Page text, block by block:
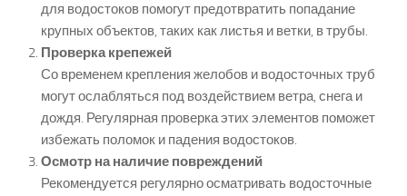
для водостоков помогут предотвратить попадание
крупных объектов, таких как листья и ветки, в трубы.
Проверка крепежей
Со временем крепления желобов и водосточных труб
могут ослабляться под воздействием ветра, снега и
дождя. Регулярная проверка этих элементов поможет
избежать поломок и падения водостоков.
Осмотр на наличие повреждений
Рекомендуется регулярно осматривать водосточные